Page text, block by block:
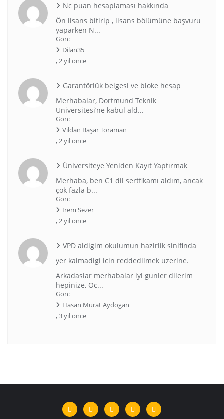
Nc puan hesaplaması hakkında
Ön lisans bitirip , lisans bölümüne başvuru
yaparken N...
Gön:
Dilan35
,2 yıl önce
Garantörlük belgesi ve bloke hesap
Merhabalar, Dortmund Teknik
Üniversitesi’ne kabul ald...
Gön:
Vildan Başar Toraman
,2 yıl önce
Üniversiteye Yeniden Kayıt Yaptırmak
Merhaba, ben C1 dil sertfikamı aldım, ancak
çok fazla b...
Gön:
İrem Sezer
,2 yıl önce
VPD aldigim okulumun hazirlik sinifinda
yer kalmadigi icin reddedilmek uzerine.
Arkadaslar merhabalar iyi gunler dilerim
hepinize, Oc...
Gön:
Hasan Murat Aydogan
,3 yıl önce